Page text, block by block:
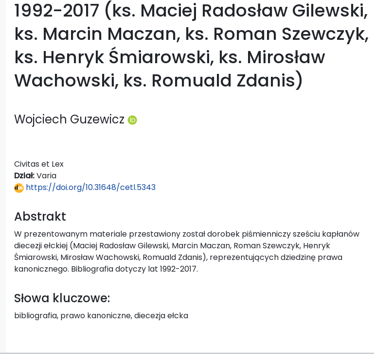
1992-2017 (ks. Maciej Radosław Gilewski,
ks. Marcin Maczan, ks. Roman Szewczyk,
ks. Henryk Śmiarowski, ks. Mirosław
Wachowski, ks. Romuald Zdanis)
Wojciech Guzewicz
Civitas et Lex
Dział:Varia
https://doi.org/10.31648/cetl.5343
Abstrakt
W prezentowanym materiale przestawiony został dorobek piśmienniczy sześciu kapłanów
diecezji ełckiej (Maciej Radosław Gilewski, Marcin Maczan, Roman Szewczyk, Henryk
Śmiarowski, Mirosław Wachowski, Romuald Zdanis), reprezentujących dziedzinę prawa
kanonicznego. Bibliografia dotyczy lat 1992-2017.
Słowa kluczowe:
bibliografia, prawo kanoniczne, diecezja ełcka